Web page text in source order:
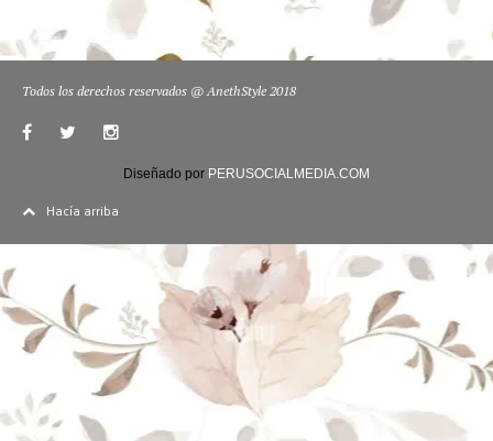
Todos los derechos reservados @ AnethStyle 2018
Diseñado por PERUSOCIALMEDIA.COM
Hacía arriba